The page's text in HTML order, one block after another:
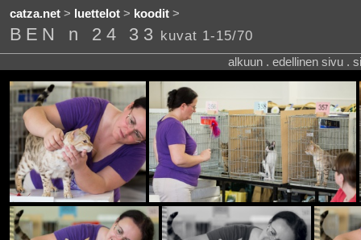
catza.net> luettelot> koodit>
BEN n 24 33 kuvat 1-15/70
alkuun . edellinen sivu .